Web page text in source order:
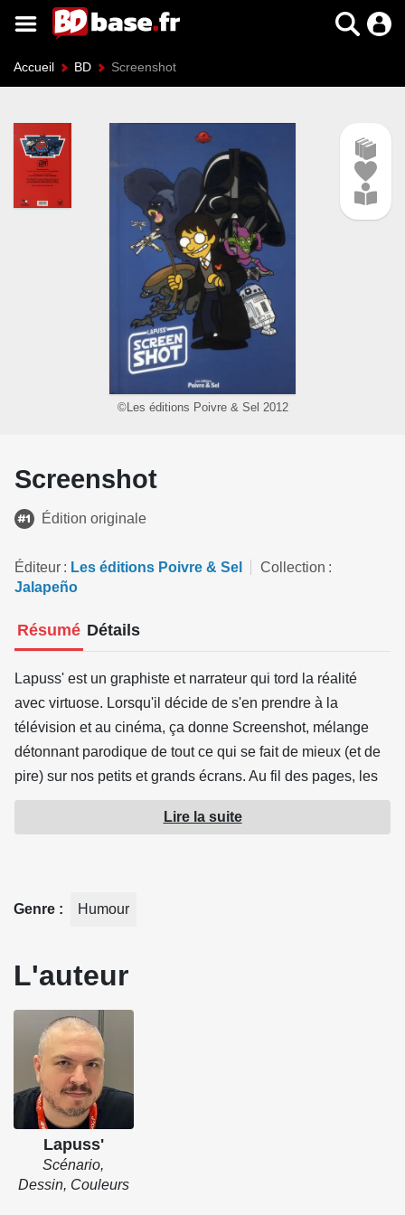
Accueil BD Screenshot
©Les éditions Poivre & Sel 2012
Screenshot
Édition originale
Éditeur Les éditions Poivre & Sel
Collection
Jalapeño
Résumé Détails
Lapuss' est un graphiste et narrateur qui tord la réalité
avec virtuose. Lorsqu'il décide de s'en prendre à la
télévision et au cinéma, ça donne Screenshot, mélange
détonnant parodique de tout ce qui se fait de mieux (et de
pire) sur nos petits et grands écrans. Au fil des pages, les
classiques du 7e et du 8e art sont malmenés avec humour
et dérision, pour le plaisir des zygomatiques.
Lire la suite
Genre Humour
L'auteur
Lapuss'
Scénario,
Dessin, Couleurs